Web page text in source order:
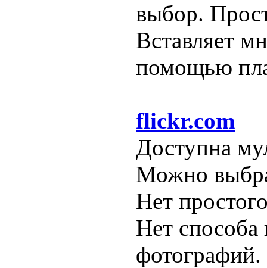
выбор.
Вставляет
помощью
flickr.com
Доступна
Можно
Нет
Нет способа
фотографий.